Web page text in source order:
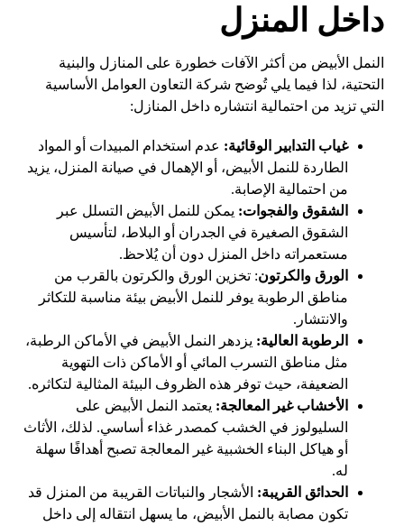
داخل المنزل
النمل الأبيض من أكثر الآفات خطورة على المنازل والبنية
التحتية، لذا فيما يلي تُوضح شركة التعاون العوامل الأساسية
التي تزيد من احتمالية انتشاره داخل المنازل:
غياب التدابير الوقائية: عدم استخدام المبيدات أو المواد
الطاردة للنمل الأبيض، أو الإهمال في صيانة المنزل، يزيد
من احتمالية الإصابة.
الشقوق والفجوات: يمكن للنمل الأبيض التسلل عبر
الشقوق الصغيرة في الجدران أو البلاط، لتأسيس
مستعمراته داخل المنزل دون أن يُلاحظ.
الورق والكرتون: تخزين الورق والكرتون بالقرب من
مناطق الرطوبة يوفر للنمل الأبيض بيئة مناسبة للتكاثر
والانتشار.
الرطوبة العالية: يزدهر النمل الأبيض في الأماكن الرطبة،
مثل مناطق التسرب المائي أو الأماكن ذات التهوية
الضعيفة، حيث توفر هذه الظروف البيئة المثالية لتكاثره.
الأخشاب غير المعالجة: يعتمد النمل الأبيض على
السليولوز في الخشب كمصدر غذاء أساسي. لذلك، الأثاث
أو هياكل البناء الخشبية غير المعالجة تصبح أهدافًا سهلة
له.
الحدائق القريبة: الأشجار والنباتات القريبة من المنزل قد
تكون مصابة بالنمل الأبيض، ما يسهل انتقاله إلى داخل